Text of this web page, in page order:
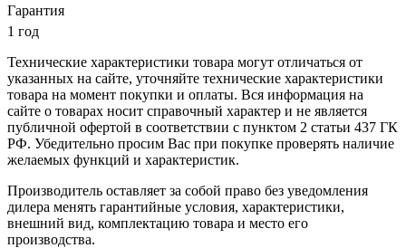
Гарантия
1 год
Технические характеристики товара могут отличаться от
указанных на сайте, уточняйте технические характеристики
товара на момент покупки и оплаты. Вся информация на
сайте о товарах носит справочный характер и не является
публичной офертой в соответствии с пунктом 2 статьи 437 ГК
РФ. Убедительно просим Вас при покупке проверять наличие
желаемых функций и характеристик.
Производитель оставляет за собой право без уведомления
дилера менять гарантийные условия, характеристики,
внешний вид, комплектацию товара и место его
производства.